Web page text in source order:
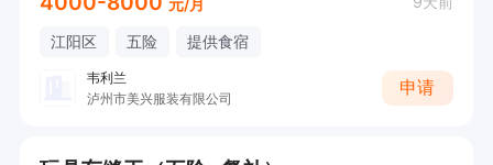
元/月
江阳区 五险 提供食宿
韦利兰
泸州市美兴服装有限公司
申请